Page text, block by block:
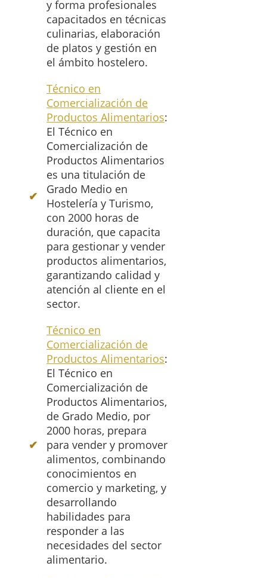
y forma profesionales
capacitados en técnicas
culinarias, elaboración
de platos y gestión en
el ámbito hostelero.
Técnico en
Comercialización de
Productos Alimentarios:
El Técnico en
Comercialización de
Productos Alimentarios
es una titulación de
Grado Medio en
Hostelería y Turismo,
con 2000 horas de
duración, que capacita
para gestionar y vender
productos alimentarios,
garantizando calidad y
atención al cliente en el
sector.
Técnico en
Comercialización de
Productos Alimentarios:
El Técnico en
Comercialización de
Productos Alimentarios,
de Grado Medio, por
2000 horas, prepara
para vender y promover
alimentos, combinando
conocimientos en
comercio y marketing, y
desarrollando
habilidades para
responder a las
necesidades del sector
alimentario.